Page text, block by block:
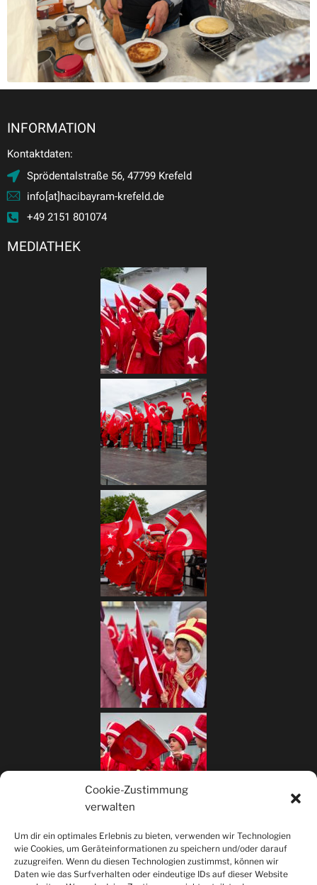
Cookie-Zustimmung
verwalten
Um dir ein optimales Erlebnis zu bieten, verwenden wir Technologien
wie Cookies, um Geräteinformationen zu speichern und/oder darauf
zuzugreifen. Wenn du diesen Technologien zustimmst, können wir
Daten wie das Surfverhalten oder eindeutige IDs auf dieser Website
INFORMATION
Kontaktdaten:
Sprödentalstraße 56, 47799 Krefeld
info[at]hacibayram-krefeld.de
+49 2151 801074
MEDIATHEK